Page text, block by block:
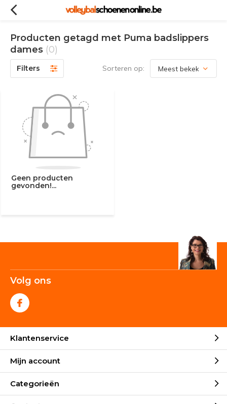
Producten getagd met Puma badslippers
dames (0)
Filters Sorteren op:
Geen producten
gevonden!...
Volg ons
Klantenservice
Mijn account
Categorieën